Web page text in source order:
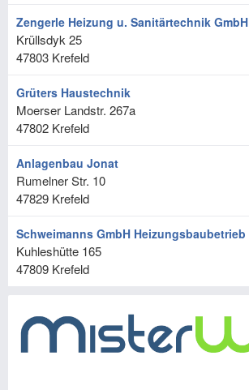
Zengerle Heizung u. Sanitärtechnik GmbH
Krüllsdyk 25
47803 Krefeld
Grüters Haustechnik
Moerser Landstr. 267a
47802 Krefeld
Anlagenbau Jonat
Rumelner Str. 10
47829 Krefeld
Schweimanns GmbH Heizungsbaubetrieb
Kuhleshütte 165
47809 Krefeld